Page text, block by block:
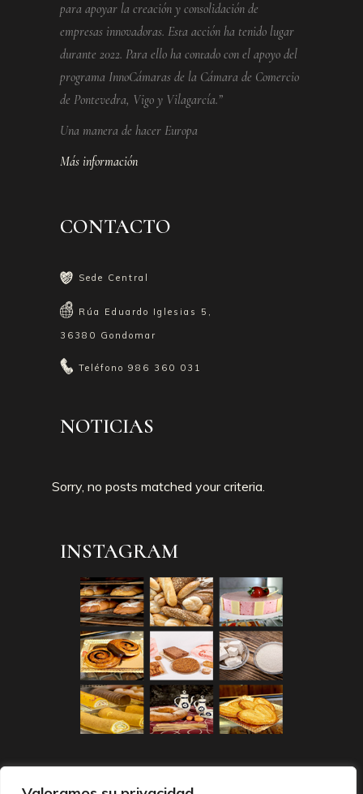
para apoyar la creación y consolidación de
empresas innovadoras. Esta acción ha tenido lugar
durante 2022. Para ello ha contado con el apoyo del
programa InnoCámaras de la Cámara de Comercio
de Pontevedra, Vigo y Vilagarcía.”
Una manera de hacer Europa
Más información
CONTACTO
Sede Central
Rúa Eduardo Iglesias 5,
36380 Gondomar
Teléfono 986 360 031
NOTICIAS
Sorry, no posts matched your criteria.
INSTAGRAM